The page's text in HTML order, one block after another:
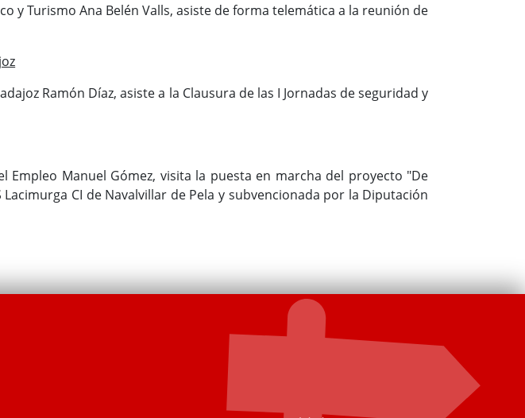
y Turismo Ana Belén Valls, asiste de forma telemática a la reunión de
Ramón Díaz, asiste a la Clausura de las I Jornadas de seguridad y
Empleo Manuel Gómez, visita la puesta en marcha del proyecto "De
CI de Navalvillar de Pela y subvencionada por la Diputación